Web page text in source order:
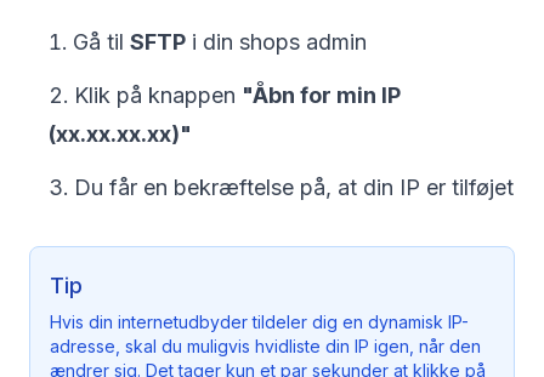
Gå til SFTP i din shops admin
Klik på knappen "Åbn for min IP
(xx.xx.xx.xx)"
Du får en bekræftelse på, at din IP er tilføjet
Tip
Hvis din internetudbyder tildeler dig en dynamisk IP-
adresse, skal du muligvis hvidliste din IP igen, når den
ændrer sig. Det tager kun et par sekunder at klikke på